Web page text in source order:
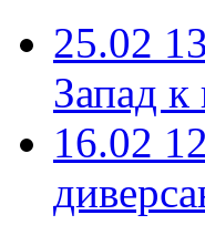
25.02
Запад
16.02